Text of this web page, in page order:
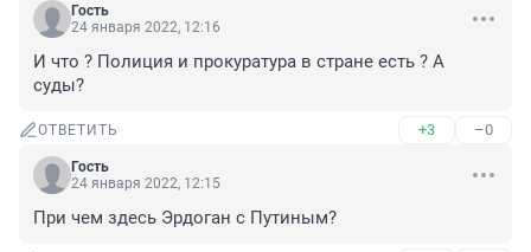
Гость
24 января 2022, 12:16
И что ? Полиция и прокуратура в стране есть ? А
суды?
ОТВЕТИТЬ +3 –0
Гость
24 января 2022, 12:15
При чем здесь Эрдоган с Путиным?